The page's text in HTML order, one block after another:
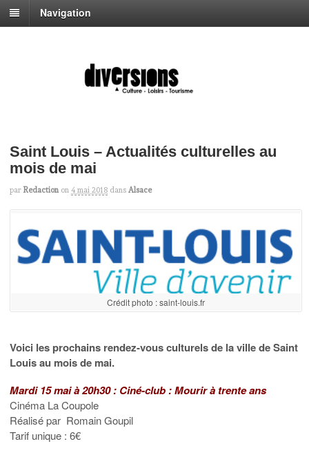
Navigation
Saint Louis – Actualités culturelles au
mois de mai
par Redaction on 4 mai 2018 dans Alsace
Crédit photo : saint-louis.fr
Voici les prochains rendez-vous culturels de la ville de Saint
Louis au mois de mai.
Mardi 15 mai à 20h30 : Ciné-club : Mourir à trente ans
Cinéma La Coupole
Réalisé par Romain Goupil
Tarif unique : 6€